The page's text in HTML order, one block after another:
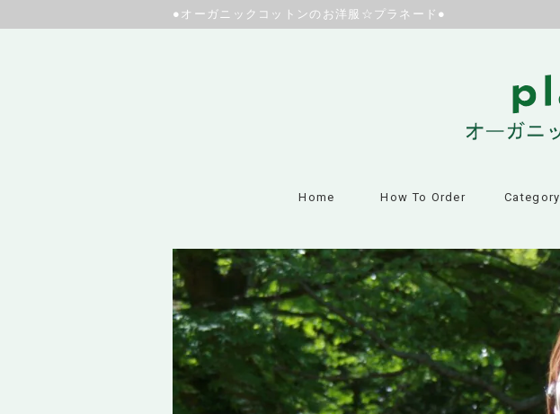
●オーガニックコットンのお洋服☆プラネード●
Home How To Order Category